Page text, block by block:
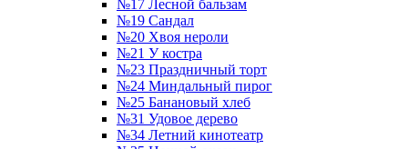
№17 Лесной бальзам
№19 Сандал
№20 Хвоя нероли
№21 У костра
№23 Праздничный торт
№24 Миндальный пирог
№25 Банановый хлеб
№31 Удовое дерево
№34 Летний кинотеатр